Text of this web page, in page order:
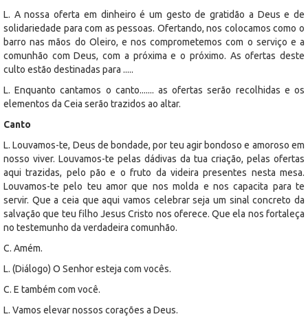
L. A nossa oferta em dinheiro é um gesto de gratidão a Deus e de
solidariedade para com as pessoas. Ofertando, nos colocamos como o
barro nas mãos do Oleiro, e nos comprometemos com o serviço e a
comunhão com Deus, com a próxima e o próximo. As ofertas deste
culto estão destinadas para .....
L. Enquanto cantamos o canto....... as ofertas serão recolhidas e os
elementos da Ceia serão trazidos ao altar.
Canto
L. Louvamos-te, Deus de bondade, por teu agir bondoso e amoroso em
nosso viver. Louvamos-te pelas dádivas da tua criação, pelas ofertas
aqui trazidas, pelo pão e o fruto da videira presentes nesta mesa.
Louvamos-te pelo teu amor que nos molda e nos capacita para te
servir. Que a ceia que aqui vamos celebrar seja um sinal concreto da
salvação que teu filho Jesus Cristo nos oferece. Que ela nos fortaleça
no testemunho da verdadeira comunhão.
C. Amém.
L. (Diálogo) O Senhor esteja com vocês.
C. E também com você.
L. Vamos elevar nossos corações a Deus.